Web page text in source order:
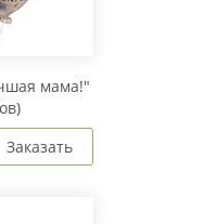
мама!"
Заказать